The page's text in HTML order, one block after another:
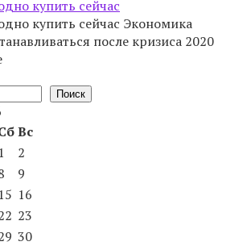
купить сейчас
купить сейчас Экономика
после кризиса 2020
Поиск
Вс
1
2
9
15 16
23
30